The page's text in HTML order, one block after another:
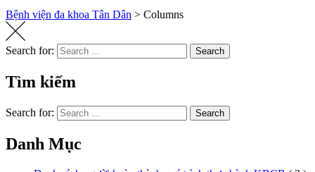
Bệnh viện đa khoa Tân Dân > Columns
Search for: Search
Tìm kiếm
Search for: Search
Danh Mục